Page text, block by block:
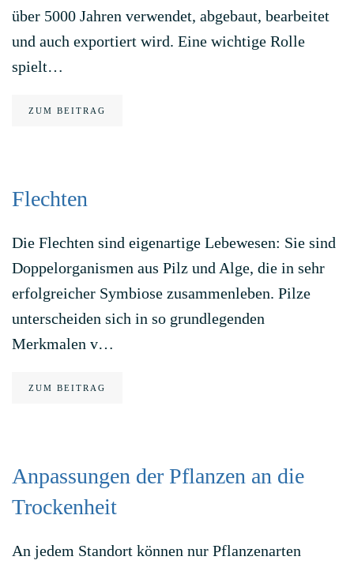
über 5000 Jahren verwendet, abgebaut, bearbeitet
und auch exportiert wird. Eine wichtige Rolle
spielt…
ZUM BEITRAG
Flechten
Die Flechten sind eigenartige Lebewesen: Sie sind
Doppelorganismen aus Pilz und Alge, die in sehr
erfolgreicher Symbiose zusammenleben. Pilze
unterscheiden sich in so grundlegenden
Merkmalen v…
ZUM BEITRAG
Anpassungen der Pflanzen an die
Trockenheit
An jedem Standort können nur Pflanzenarten